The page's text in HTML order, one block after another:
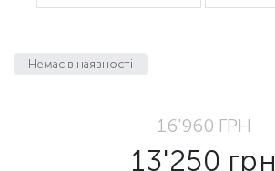
Немає в наявності
16'960 ГРН
13'250 грн